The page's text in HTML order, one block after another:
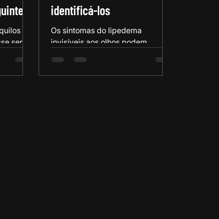
em
ser
identificá-los
Os sintomas do lipedema
invisíveis aos olhos podem
com eles?